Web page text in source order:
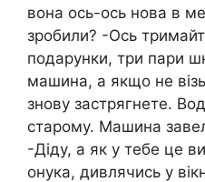
вона ось-ось нова в
зробили? -Ось
подарунки, три пари
машина, а якщо не
знову застрягнете.
старому. Машина
-Діду, а як у тебе це
онука, дивлячись у